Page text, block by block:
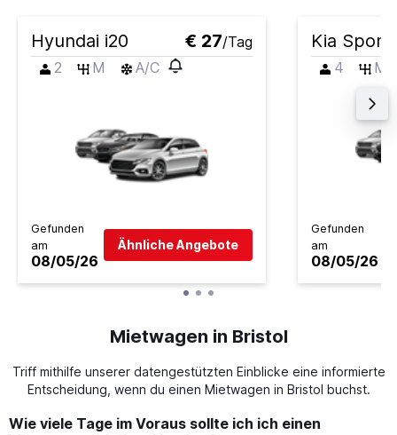
Hyundai i20 € 27/Tag
2
M A/C
Gefunden
am
08/05/26
Ähnliche Angebote
Kia
4 M
Gefunden
am
08/05/26
Mietwagen in Bristol
Triff mithilfe unserer datengestützten Einblicke eine informierte
Entscheidung, wenn du einen Mietwagen in Bristol buchst.
Wie viele Tage im Voraus sollte ich ich einen